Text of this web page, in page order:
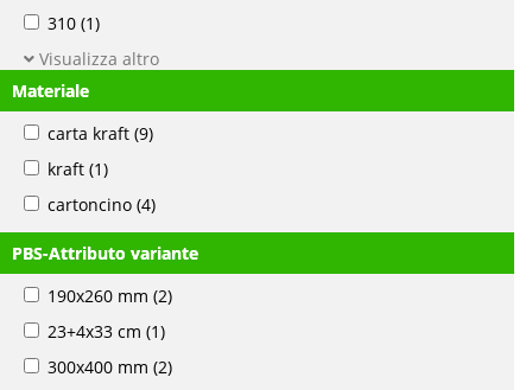
310 (1)
Visualizza altro
Materiale
carta kraft (9)
kraft (1)
cartoncino (4)
PBS-Attributo variante
190x260 mm (2)
23+4x33 cm (1)
300x400 mm (2)